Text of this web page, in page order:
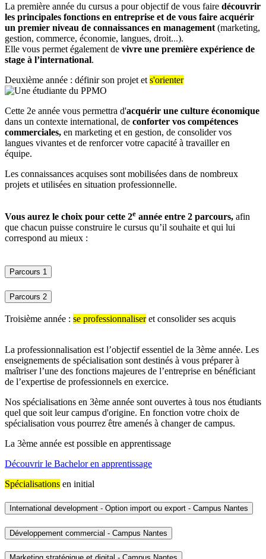
La première année du cursus a pour objectif de vous faire découvrir
les principales fonctions en entreprise et de vous faire acquérir
un premier niveau de connaissances en management (marketing,
gestion, commerce, économie, langues, droit...).
Elle vous permet également de vivre une première expérience de
stage à l’international.
Deuxième année : définir son projet et s'orienter
Cette 2e année vous permettra d'acquérir une culture économique
dans un contexte international, de conforter vos compétences
commerciales, en marketing et en gestion, de consolider vos
langues vivantes et de renforcer votre capacité à travailler en
équipe.
Les connaissances acquises sont mobilisées dans de nombreux
projets et utilisées en situation professionnelle.
Vous aurez le choix pour cette 2e année entre 2 parcours, afin
que chacun puisse construire le cursus qu’il souhaite et qui lui
correspond au mieux :
Parcours 1
Parcours 2
Troisième année : se professionnaliseret consolider ses acquis
La professionnalisation est l’objectif essentiel de la 3ème année. Les
enseignements de spécialisation sont destinés à vous préparer à
maîtriser l’une des fonctions majeures de l’entreprise en bénéficiant
de l’expertise de professionnels en exercice.
Nos spécialisations en 3ème année sont ouvertes à tous nos étudiants
quel que soit leur campus d'origine. En fonction votre choix de
spécialisation vous pourrez être amenés à changer de campus.
La 3ème année est possible en apprentissage
Découvrir le Bachelor en apprentissage
Spécialisations en initial
International development - Option import ou export - Campus Nantes
Développement commercial - Campus Nantes